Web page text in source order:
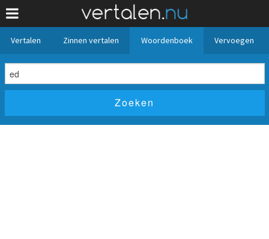
Vertalen Zinnen vertalen Woordenboek Vervoegen